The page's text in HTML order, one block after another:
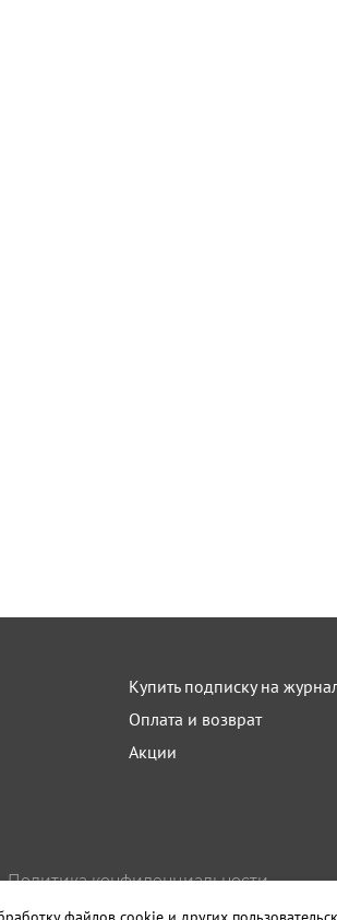
Купить подписку на
Оплата и возврат
Акции
Политика конфиденциальности